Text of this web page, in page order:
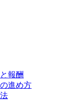
報酬
進め方